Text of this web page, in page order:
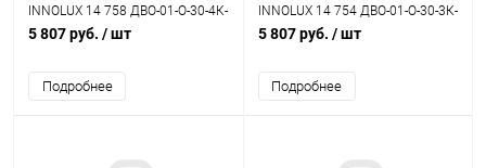
INNOLUX 14 758 ДВО-01-О-30-4К-
IP40-Армстронг
5 807 руб. / шт
Подробнее
INNOLUX 14 754 ДВО-01-О-30-3К-
IP40-Армстронг
5 807 руб. / шт
Подробнее